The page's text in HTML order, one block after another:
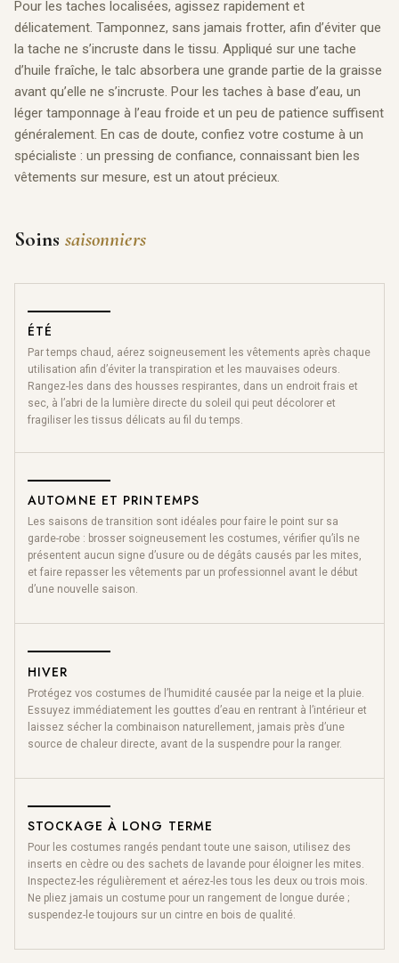
Pour les taches localisées, agissez rapidement et
délicatement. Tamponnez, sans jamais frotter, afin d’éviter que
la tache ne s’incruste dans le tissu. Appliqué sur une tache
d’huile fraîche, le talc absorbera une grande partie de la graisse
avant qu’elle ne s’incruste. Pour les taches à base d’eau, un
léger tamponnage à l’eau froide et un peu de patience suffisent
généralement. En cas de doute, confiez votre costume à un
spécialiste : un pressing de confiance, connaissant bien les
vêtements sur mesure, est un atout précieux.
Soins saisonniers
ÉTÉ
Par temps chaud, aérez soigneusement les vêtements après chaque
utilisation afin d’éviter la transpiration et les mauvaises odeurs.
Rangez-les dans des housses respirantes, dans un endroit frais et
sec, à l’abri de la lumière directe du soleil qui peut décolorer et
fragiliser les tissus délicats au fil du temps.
AUTOMNE ET PRINTEMPS
Les saisons de transition sont idéales pour faire le point sur sa
garde-robe : brosser soigneusement les costumes, vérifier qu’ils ne
présentent aucun signe d’usure ou de dégâts causés par les mites,
et faire repasser les vêtements par un professionnel avant le début
d’une nouvelle saison.
HIVER
Protégez vos costumes de l’humidité causée par la neige et la pluie.
Essuyez immédiatement les gouttes d’eau en rentrant à l’intérieur et
laissez sécher la combinaison naturellement, jamais près d’une
source de chaleur directe, avant de la suspendre pour la ranger.
STOCKAGE À LONG TERME
Pour les costumes rangés pendant toute une saison, utilisez des
inserts en cèdre ou des sachets de lavande pour éloigner les mites.
Inspectez-les régulièrement et aérez-les tous les deux ou trois mois.
Ne pliez jamais un costume pour un rangement de longue durée ;
suspendez-le toujours sur un cintre en bois de qualité.